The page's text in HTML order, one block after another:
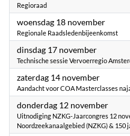
Regioraad
woensdag 18 november2026
Regionale Raadsledenbijeenkomst
dinsdag 17 november2026
Technische sessie Vervoerregio
zaterdag 14 november2026
Aandacht voor COA Masterclasses
donderdag 12 november2026
Uitnodiging NZKG-Jaarcongres 12
Noordzeekanaalgebied (NZKG) & 150